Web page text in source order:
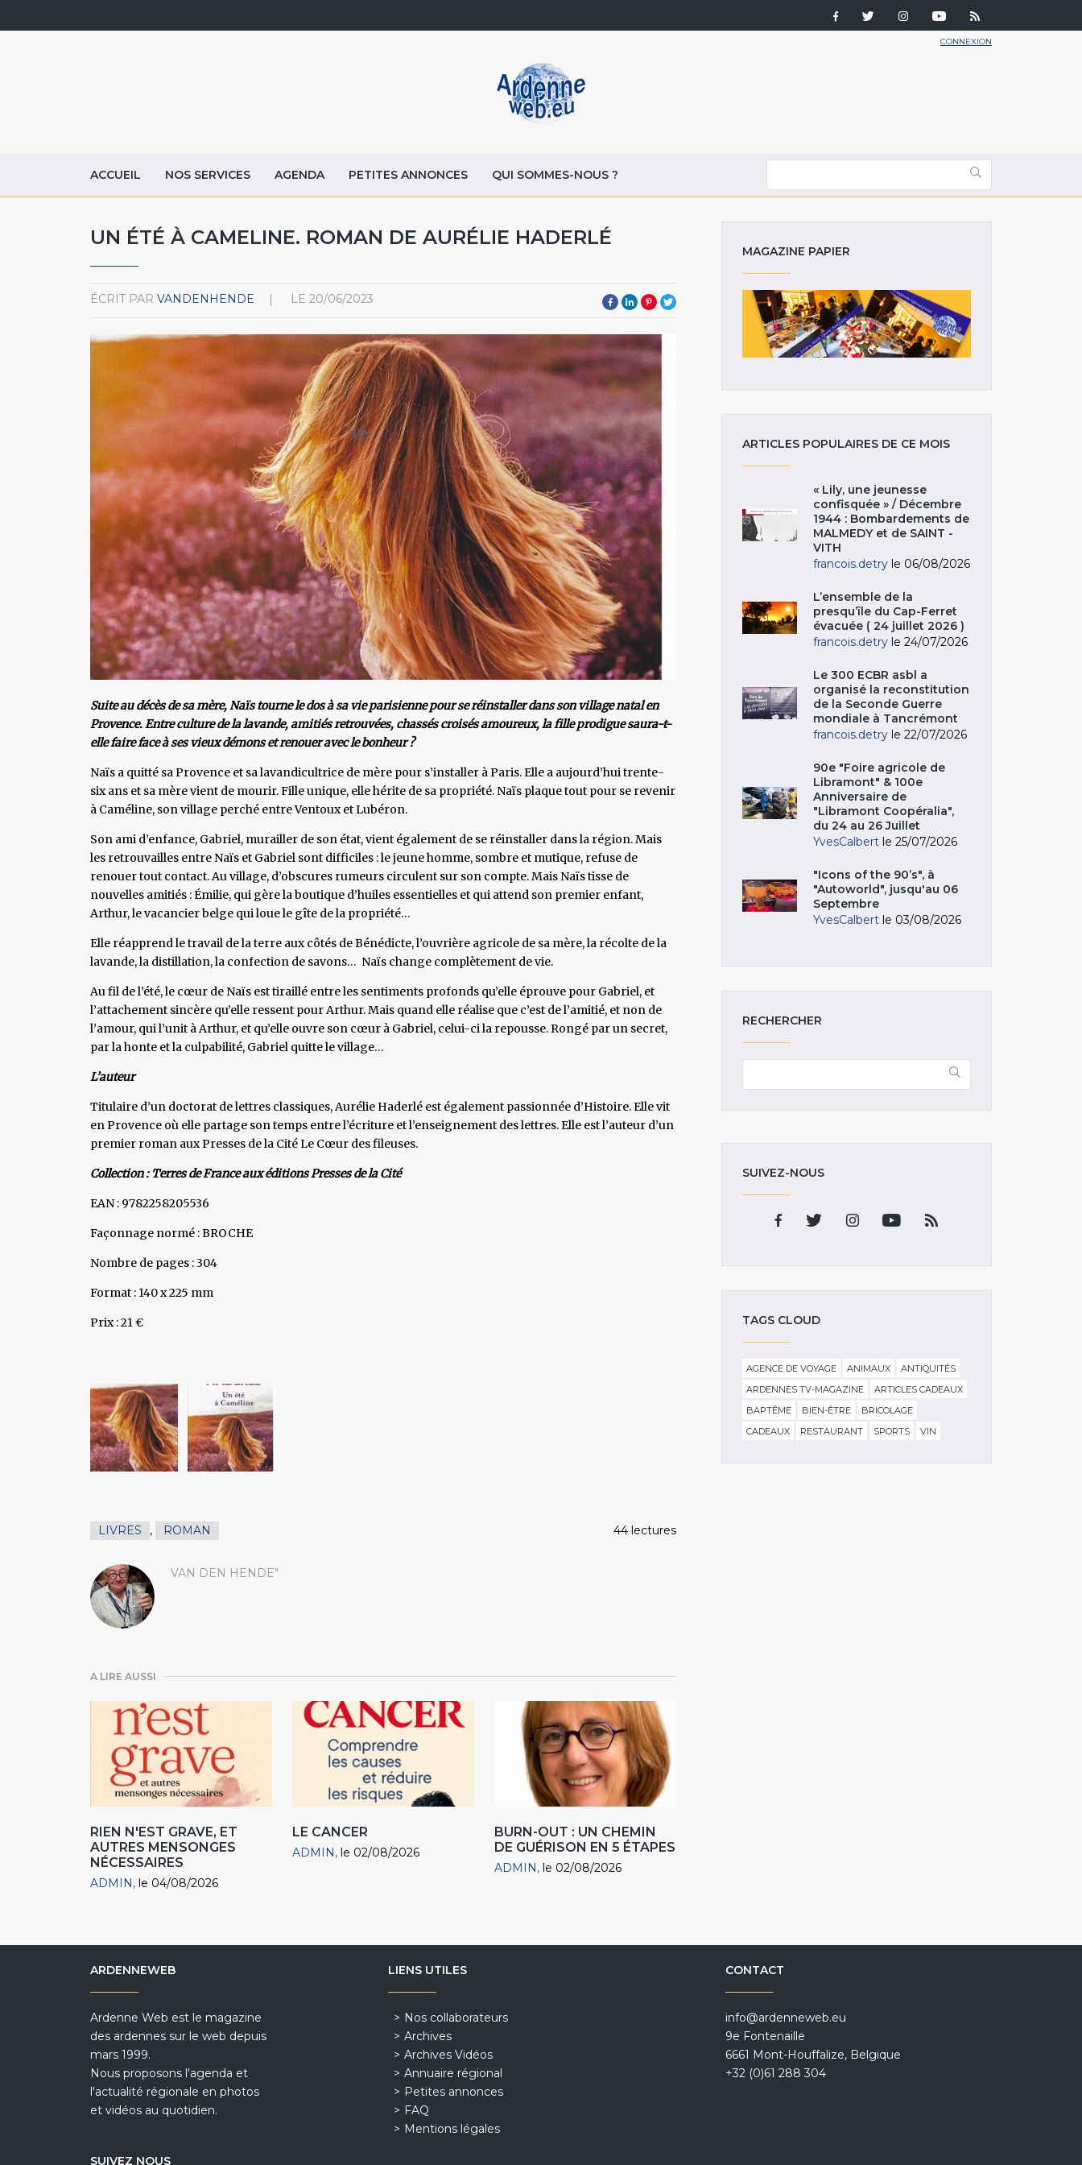
CONNEXION
ACCUEIL NOS SERVICES AGENDA PETITES ANNONCES QUI SOMMES-NOUS ?
UN ÉTÉ À CAMELINE. ROMAN DE AURÉLIE HADERLÉ
ÉCRIT PAR VANDENHENDE LE 20/06/2023
Suite au décès de sa mère, Naïs tourne le dos à sa vie parisienne pour se réinstaller dans son village natal en
Provence. Entre culture de la lavande, amitiés retrouvées, chassés croisés amoureux, la fille prodigue saura-t-
elle faire face à ses vieux démons et renouer avec le bonheur ?
Naïs a quitté sa Provence et sa lavandicultrice de mère pour s’installer à Paris. Elle a aujourd’hui trente-
six ans et sa mère vient de mourir. Fille unique, elle hérite de sa propriété. Naïs plaque tout pour se revenir
à Caméline, son village perché entre Ventoux et Lubéron.
Son ami d’enfance, Gabriel, murailler de son état, vient également de se réinstaller dans la région. Mais
les retrouvailles entre Naïs et Gabriel sont difficiles : le jeune homme, sombre et mutique, refuse de
renouer tout contact. Au village, d’obscures rumeurs circulent sur son compte. Mais Naïs tisse de
nouvelles amitiés : Émilie, qui gère la boutique d’huiles essentielles et qui attend son premier enfant,
Arthur, le vacancier belge qui loue le gîte de la propriété…
Elle réapprend le travail de la terre aux côtés de Bénédicte, l’ouvrière agricole de sa mère, la récolte de la
lavande, la distillation, la confection de savons… Naïs change complètement de vie.
Au fil de l’été, le cœur de Naïs est tiraillé entre les sentiments profonds qu’elle éprouve pour Gabriel, et
l’attachement sincère qu’elle ressent pour Arthur. Mais quand elle réalise que c’est de l’amitié, et non de
l’amour, qui l’unit à Arthur, et qu’elle ouvre son cœur à Gabriel, celui-ci la repousse. Rongé par un secret,
par la honte et la culpabilité, Gabriel quitte le village…
L’auteur
Titulaire d’un doctorat de lettres classiques, Aurélie Haderlé est également passionnée d’Histoire. Elle vit
en Provence où elle partage son temps entre l’écriture et l’enseignement des lettres. Elle est l’auteur d’un
premier roman aux Presses de la Cité Le Cœur des fileuses.
Collection : Terres de France aux éditions Presses de la Cité
EAN : 9782258205536
Façonnage normé : BROCHE
Nombre de pages : 304
Format : 140 x 225 mm
Prix : 21 €
LIVRES , ROMAN 44 lectures
VAN DEN HENDE"
A LIRE AUSSI
RIEN N'EST GRAVE, ET
AUTRES MENSONGES
NÉCESSAIRES
ADMIN le 04/08/2026
LE CANCER
ADMIN le 02/08/2026
BURN-OUT : UN CHEMIN
DE GUÉRISON EN 5 ÉTAPES
ADMIN le 02/08/2026
MAGAZINE PAPIER
ARTICLES POPULAIRES DE CE MOIS
« Lily, une jeunesse
confisquée » / Décembre
1944 : Bombardements de
MALMEDY et de SAINT -
VITH
francois.detry le 06/08/2026
L’ensemble de la
presqu’île du Cap-Ferret
évacuée ( 24 juillet 2026 )
francois.detry le 24/07/2026
Le 300 ECBR asbl a
organisé la reconstitution
de la Seconde Guerre
mondiale à Tancrémont
francois.detry le 22/07/2026
90e "Foire agricole de
Libramont" & 100e
Anniversaire de
"Libramont Coopéralia",
du 24 au 26 Juillet
YvesCalbert le 25/07/2026
"Icons of the 90’s", à
"Autoworld", jusqu'au 06
Septembre
YvesCalbert le 03/08/2026
RECHERCHER
SUIVEZ-NOUS
TAGS CLOUD
AGENCE DE VOYAGE ANIMAUX
ANTIQUITÉS
ARDENNES TV-MAGAZINE
ARTICLES CADEAUX
BAPTÊME
BIEN-ÊTRE
BRICOLAGE
CADEAUX
RESTAURANT SPORTS VIN
ARDENNEWEB
Ardenne Web est le magazine
des ardennes sur le web depuis
mars 1999.
Nous proposons l'agenda et
l'actualité régionale en photos
et vidéos au quotidien.
SUIVEZ NOUS
LIENS UTILES
Nos collaborateurs
Archives
Archives Vidéos
Annuaire régional
Petites annonces
FAQ
Mentions légales
CONTACT
info@ardenneweb.eu
9e Fontenaille
6661 Mont-Houffalize, Belgique
+32 (0)61 288 304